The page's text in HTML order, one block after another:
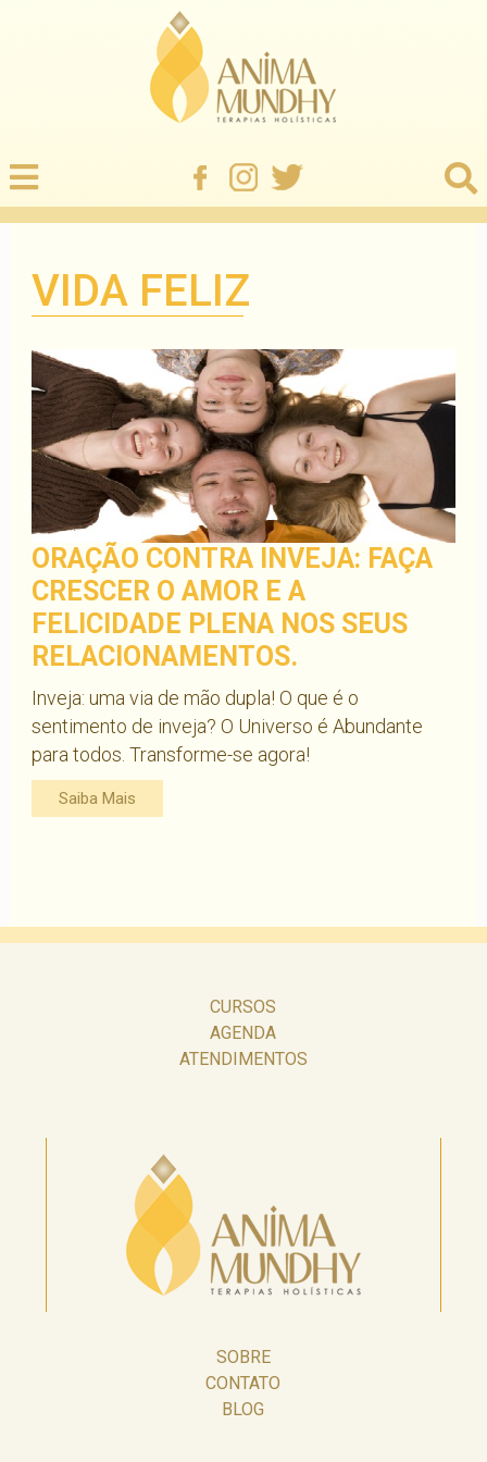
VIDA FELIZ
ORAÇÃO CONTRA INVEJA: FAÇA
CRESCER O AMOR E A
FELICIDADE PLENA NOS SEUS
RELACIONAMENTOS.
Inveja: uma via de mão dupla! O que é o
sentimento de inveja? O Universo é Abundante
para todos. Transforme-se agora!
Saiba Mais
CURSOS
AGENDA
ATENDIMENTOS
SOBRE
CONTATO
BLOG